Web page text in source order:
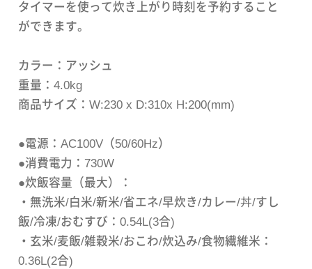
タイマーを使って炊き上がり時刻を予約すること
ができます。
カラー：アッシュ
重量：4.0kg
商品サイズ：W:230 x D:310x H:200(mm)
●電源：AC100V（50/60Hz）
●消費電力：730W
●炊飯容量（最大）：
・無洗米/白米/新米/省エネ/早炊き/カレー/丼/すし
飯/冷凍/おむすび：0.54L(3合)
・玄米/麦飯/雑穀米/おこわ/炊込み/食物繊維米：
0.36L(2合)